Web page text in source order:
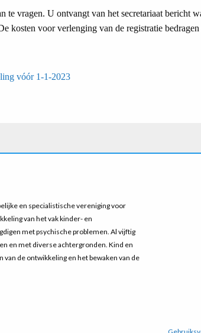
te vragen. U ontvangt van het secretariaat bericht
kosten voor verlenging van de registratie
vóór 1-1-2023
en specialistische vereniging voor
van het vak kinder- en
met psychische problemen. Al vijftig
en met diverse achtergronden. Kind en
de ontwikkeling en het bewaken van de